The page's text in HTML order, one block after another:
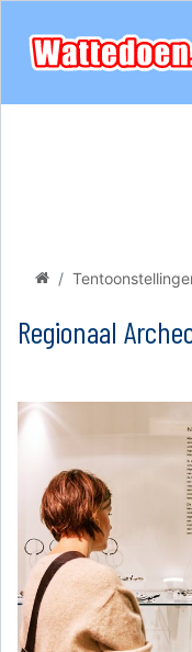
Regionaal